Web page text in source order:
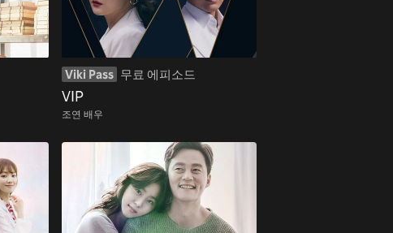
Viki Pass 무료 에피소드
VIP
조연 배우